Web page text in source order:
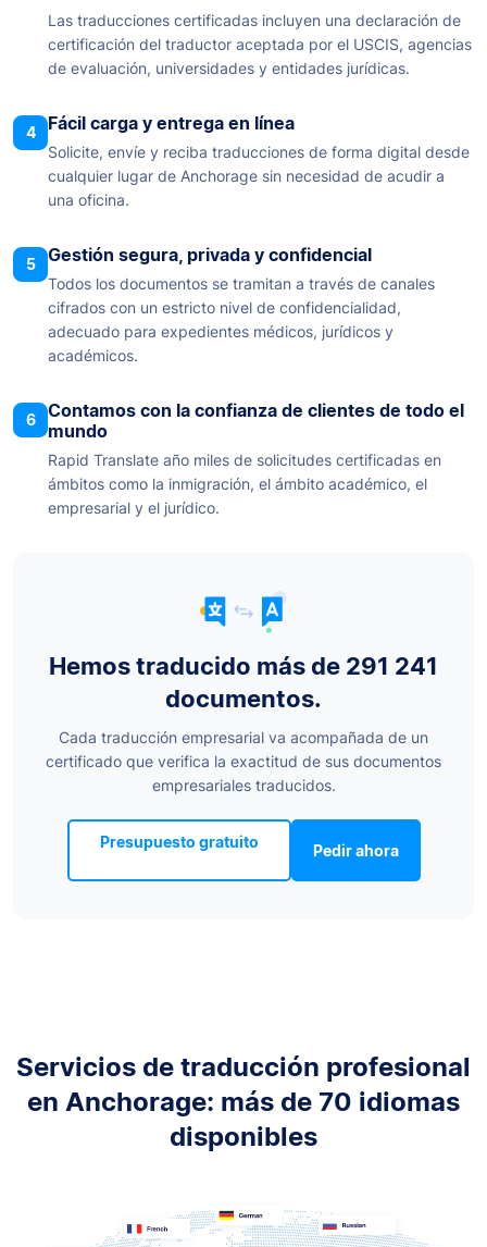
Las traducciones certificadas incluyen una declaración de
certificación del traductor aceptada por el USCIS, agencias
de evaluación, universidades y entidades jurídicas.
4 Fácil carga y entrega en línea
Solicite, envíe y reciba traducciones de forma digital desde
cualquier lugar de Anchorage sin necesidad de acudir a
una oficina.
5 Gestión segura, privada y confidencial
Todos los documentos se tramitan a través de canales
cifrados con un estricto nivel de confidencialidad,
adecuado para expedientes médicos, jurídicos y
académicos.
6
Contamos con la confianza de clientes de todo el
mundo
Rapid Translate año miles de solicitudes certificadas en
ámbitos como la inmigración, el ámbito académico, el
empresarial y el jurídico.
Hemos traducido más de 291 241
documentos.
Cada traducción empresarial va acompañada de un
certificado que verifica la exactitud de sus documentos
empresariales traducidos.
Presupuesto gratuito Pedir ahora
Servicios de traducción profesional
en Anchorage: más de 70 idiomas
disponibles